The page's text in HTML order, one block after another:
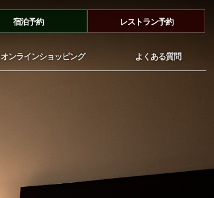
宿泊予約 レストラン予約
オンラインショッピング よくある質問